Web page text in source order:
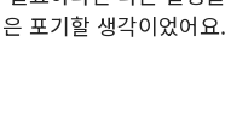
포기할 생각이었어요.